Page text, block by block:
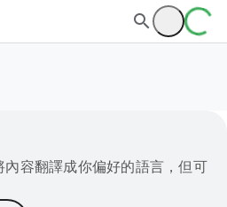
容翻譯成你偏好的語言，但可